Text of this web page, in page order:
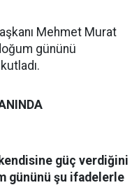
Mehmet Murat
gününü
güç verdiğini
gününü şu ifadelerle